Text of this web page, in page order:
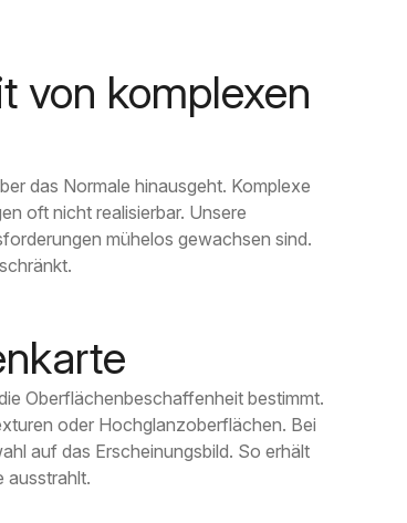
von komplexen
das Normale hinausgeht. Komplexe
oft nicht realisierbar. Unsere
mühelos gewachsen sind.
Oberflächenbeschaffenheit bestimmt.
oder Hochglanzoberflächen. Bei
auf das Erscheinungsbild. So erhält
ausstrahlt.